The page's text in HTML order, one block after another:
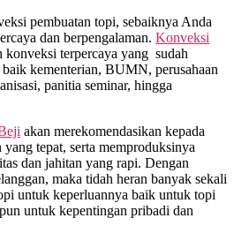
pembuatan topi, sebaiknya Anda
dan berpengalaman. Konveksi
konveksi terpercaya yang sudah
kementerian, BUMN, perusahaan
panitia seminar, hingga
akan merekomendasikan kepada
tepat, serta memproduksinya
dan jahitan yang rapi. Dengan
maka tidah heran banyak sekali
untuk keperluannya baik untuk topi
untuk kepentingan pribadi dan